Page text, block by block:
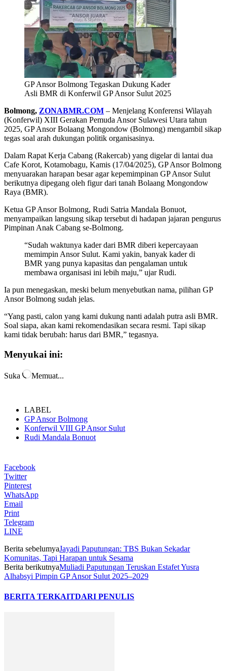
GP Ansor Bolmong Tegaskan Dukung Kader
Asli BMR di Konferwil GP Ansor Sulut 2025
Bolmong, ZONABMR.COM – Menjelang Konferensi Wilayah
(Konferwil) XIII Gerakan Pemuda Ansor Sulawesi Utara tahun
2025, GP Ansor Bolaang Mongondow (Bolmong) mengambil sikap
tegas soal arah dukungan politik organisasinya.
Dalam Rapat Kerja Cabang (Rakercab) yang digelar di lantai dua
Cafe Korot, Kotamobagu, Kamis (17/04/2025), GP Ansor Bolmong
menyuarakan harapan besar agar kepemimpinan GP Ansor Sulut
berikutnya dipegang oleh figur dari tanah Bolaang Mongondow
Raya (BMR).
Ketua GP Ansor Bolmong, Rudi Satria Mandala Bonuot,
menyampaikan langsung sikap tersebut di hadapan jajaran pengurus
Pimpinan Anak Cabang se-Bolmong.
“Sudah waktunya kader dari BMR diberi kepercayaan
memimpin Ansor Sulut. Kami yakin, banyak kader di
BMR yang punya kapasitas dan pengalaman untuk
membawa organisasi ini lebih maju,” ujar Rudi.
Ia pun menegaskan, meski belum menyebutkan nama, pilihan GP
Ansor Bolmong sudah jelas.
“Yang pasti, calon yang kami dukung nanti adalah putra asli BMR.
Soal siapa, akan kami rekomendasikan secara resmi. Tapi sikap
kami tidak berubah: harus dari BMR,” tegasnya.
Menyukai ini:
Suka Memuat...
LABEL
GP Ansor Bolmong
Konferwil VIII GP Ansor Sulut
Rudi Mandala Bonuot
Facebook
Twitter
Pinterest
WhatsApp
Email
Print
Telegram
LINE
Berita sebelumyaJayadi Paputungan: TBS Bukan Sekadar
Komunitas, Tapi Harapan untuk Sesama
Berita berikutnyaMuliadi Paputungan Teruskan Estafet Yusra
Alhabsyi Pimpin GP Ansor Sulut 2025–2029
BERITA TERKAITDARI PENULIS